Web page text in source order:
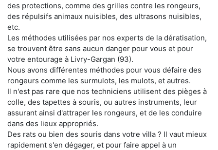
des protections, comme des grilles contre les rongeurs,
des répulsifs animaux nuisibles, des ultrasons nuisibles,
etc.
Les méthodes utilisées par nos experts de la dératisation,
se trouvent être sans aucun danger pour vous et pour
votre entourage à Livry-Gargan (93).
Nous avons différentes méthodes pour vous défaire des
rongeurs comme les surmulots, les mulots, et autres.
Il n'est pas rare que nos techniciens utilisent des pièges à
colle, des tapettes à souris, ou autres instruments, leur
assurant ainsi d'attraper les rongeurs, et de les conduire
dans des lieux appropriés.
Des rats ou bien des souris dans votre villa ? Il vaut mieux
rapidement s'en dégager, et pour faire appel à un